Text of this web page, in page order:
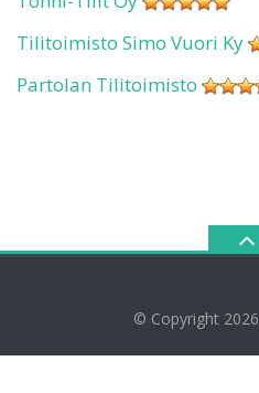
Tilitoimisto Simo Vuori Ky
Partolan Tilitoimisto
© Copyright 2026